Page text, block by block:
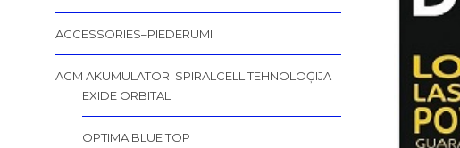
ACCESSORIES–PIEDERUMI
AGM AKUMULATORI SPIRALCELL TEHNOLOĢIJA
EXIDE ORBITAL
OPTIMA BLUE TOP